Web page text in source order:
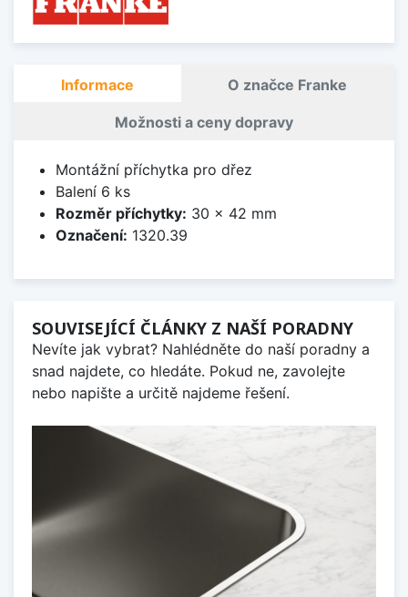
Informace O značce Franke
Možnosti a ceny dopravy
Montážní příchytka pro dřez
Balení 6 ks
Rozměr příchytky: 30 x 42 mm
Označení: 1320.39
SOUVISEJÍCÍ ČLÁNKY Z NAŠÍ PORADNY
Nevíte jak vybrat? Nahlédněte do naší poradny a
snad najdete, co hledáte. Pokud ne, zavolejte
nebo napište a určitě najdeme řešení.